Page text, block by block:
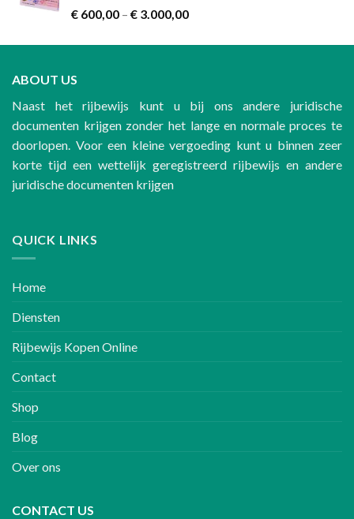
€ 700,00
Rated4.60
out of 5
€ 600,00 – € 3.000,00Price
€ 600,00
ABOUT US
Naast het rijbewijs kunt u bij ons andere juridische
documenten krijgen zonder het lange en normale proces te
doorlopen. Voor een kleine vergoeding kunt u binnen zeer
korte tijd een wettelijk geregistreerd rijbewijs en andere
juridische documenten krijgen
QUICK LINKS
Home
Diensten
Rijbewijs Kopen Online
Contact
Shop
Blog
Over ons
CONTACT US